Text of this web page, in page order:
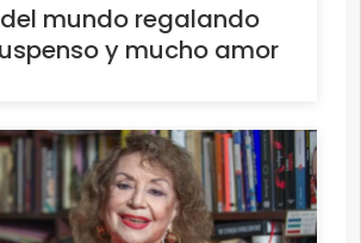
mundo regalando
y mucho amor